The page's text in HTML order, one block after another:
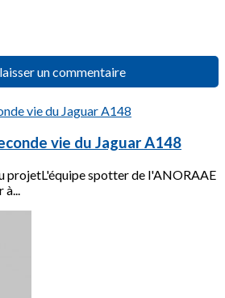
un commentaire
vie du Jaguar A148
projetL'équipe spotter de l'ANORAAE
à...